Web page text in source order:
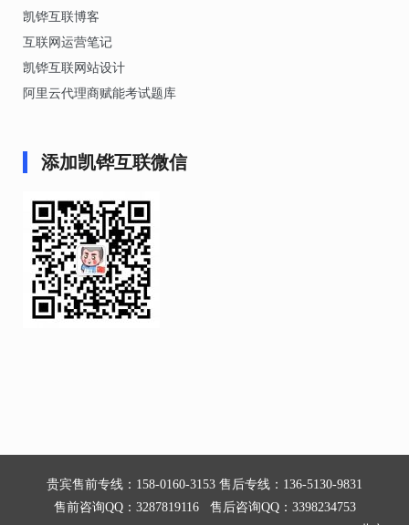
凯铧互联博客
互联网运营笔记
凯铧互联网站设计
阿里云代理商赋能考试题库
添加凯铧互联微信
贵宾售前专线：158-0160-3153 售后专线：136-5130-9831
售前咨询QQ：3287819116 售后咨询QQ：3398234753